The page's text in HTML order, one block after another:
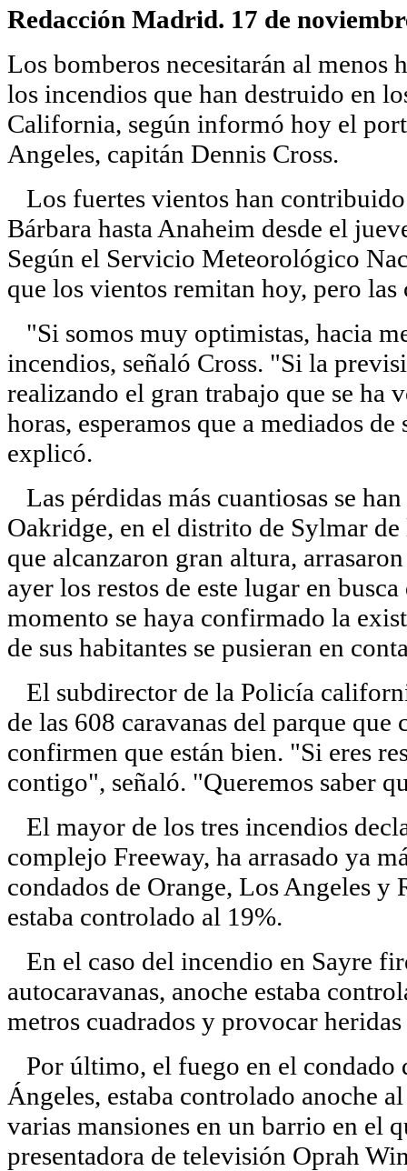
Redacción Madrid. 17 de
Los bomberos necesitarán al menos
los incendios que han destruido en
California, según informó hoy el
Angeles, capitán Dennis Cross.
Los fuertes vientos han
Bárbara hasta Anaheim desde el
Según el Servicio Meteorológico
que los vientos remitan hoy, pero
"Si somos muy optimistas, hacia
incendios, señaló Cross. "Si la
realizando el gran trabajo que se ha
horas, esperamos que a mediados
explicó.
Las pérdidas más cuantiosas se
Oakridge, en el distrito de Sylmar
que alcanzaron gran altura,
ayer los restos de este lugar en
momento se haya confirmado la
de sus habitantes se pusieran en
El subdirector de la Policía
de las 608 caravanas del parque
confirmen que están bien. "Si eres
contigo", señaló. "Queremos saber
El mayor de los tres incendios
complejo Freeway, ha arrasado ya
condados de Orange, Los Angeles y
estaba controlado al 19%.
En el caso del incendio en Sayre
autocaravanas, anoche estaba
metros cuadrados y provocar
Por último, el fuego en el condado
Ángeles, estaba controlado anoche
varias mansiones en un barrio en el
presentadora de televisión Oprah